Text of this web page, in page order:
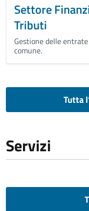
Settore
Tributi
Gestione delle
comune.
Tutta
Servizi